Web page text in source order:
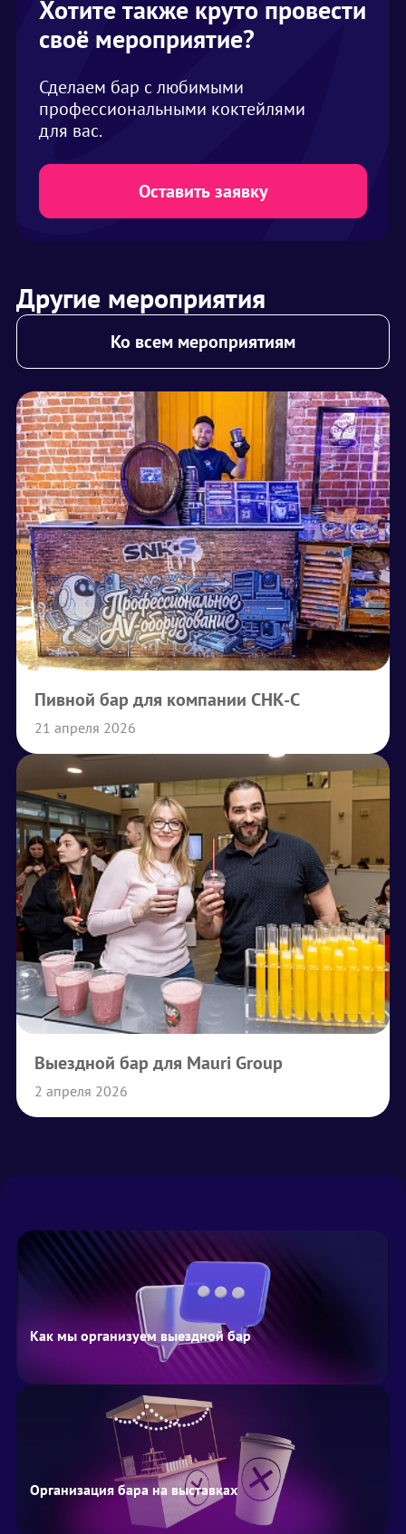
Хотите также круто провести
своё мероприятие?
Сделаем бар с любимыми
профессиональными коктейлями
для вас.
Оставить заявку
Другие мероприятия
Ко всем мероприятиям
Пивной бар для компании СНК-С
21 апреля 2026
Выездной бар для Mauri Group
2 апреля 2026
Как мы организуем выездной бар
Организация бара на выставках